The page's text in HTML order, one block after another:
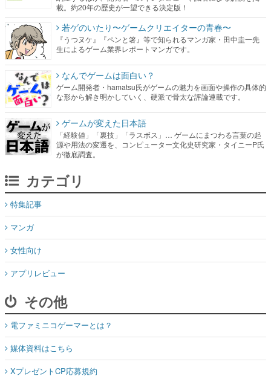
載。約20年の歴史が一望できる決定版！
若ゲのいたり〜ゲームクリエイターの青春〜
『うつヌケ』『ペンと箸』等で知られるマンガ家・田中圭一先
生によるゲーム業界レポートマンガです。
なんでゲームは面白い？
ゲーム開発者・hamatsu氏がゲームの魅力を画面や操作の具体的
な形から解き明かしていく、硬派で骨太な評論連載です。
ゲームが変えた日本語
「経験値」「裏技」「ラスボス」… ゲームにまつわる言葉の起
源や用法の変遷を、コンピューター文化史研究家・タイニーP氏
が徹底調査。
カテゴリ
特集記事
マンガ
女性向け
アプリレビュー
その他
電ファミニコゲーマーとは？
媒体資料はこちら
XプレゼントCP応募規約